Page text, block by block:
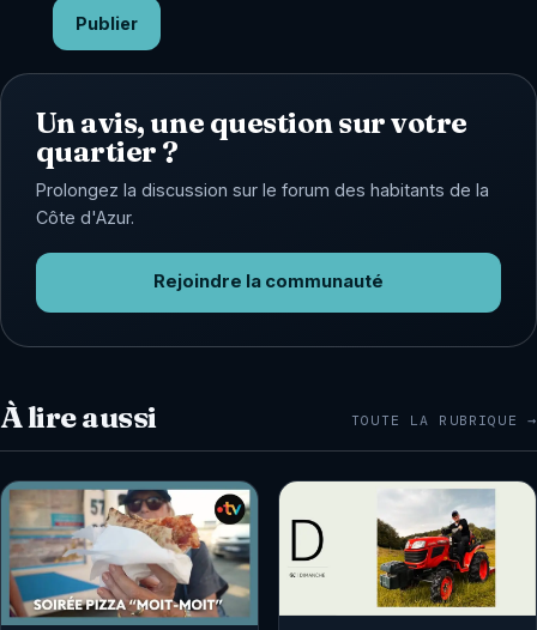
Publier
Un avis, une question sur votre
quartier ?
Prolongez la discussion sur le forum des habitants de la
Côte d'Azur.
Rejoindre la communauté
À lire aussi TOUTE LA RUBRIQUE →